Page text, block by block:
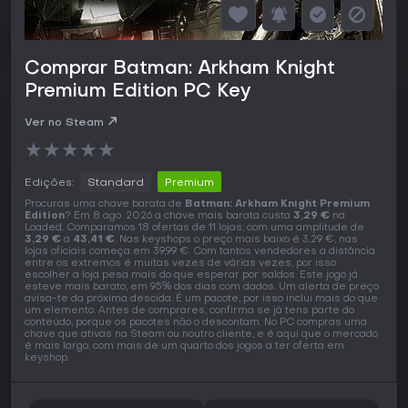
Comprar Batman: Arkham Knight
Premium Edition PC Key
Ver no Steam
★★★★★
Edições: Standard Premium
Procuras uma chave barata de Batman: Arkham Knight Premium
Edition? Em 8 ago. 2026 a chave mais barata custa 3,29 € na
Loaded. Comparamos 18 ofertas de 11 lojas, com uma amplitude de
3,29 € a 43,41 €. Nas keyshops o preço mais baixo é 3,29 €, nas
lojas oficiais começa em 39,99 €. Com tantos vendedores a distância
entre os extremos é muitas vezes de várias vezes, por isso
escolher a loja pesa mais do que esperar por saldos. Este jogo já
esteve mais barato, em 95% dos dias com dados. Um alerta de preço
avisa-te da próxima descida. É um pacote, por isso inclui mais do que
um elemento. Antes de comprares, confirma se já tens parte do
conteúdo, porque os pacotes não o descontam. No PC compras uma
chave que ativas na Steam ou noutro cliente, e é aqui que o mercado
é mais largo, com mais de um quarto dos jogos a ter oferta em
keyshop.